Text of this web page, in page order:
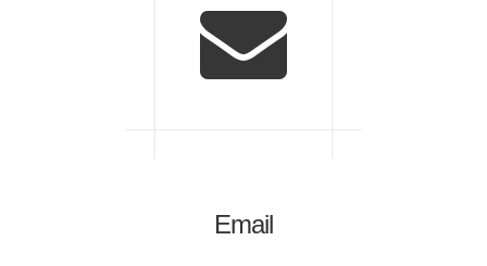
Email